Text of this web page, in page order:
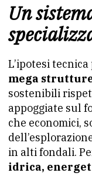
Un
L’ipotesi
mega
sostenibili
appoggiate sul
che economici,
in alti fondali.
idrica,